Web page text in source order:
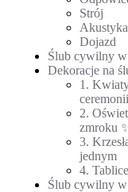
Strój
Akustyka
Dojazd
Ślub cywilny w
Dekoracje na
1.
2.
zmroku
3.
jednym
4.
Ślub cywilny w